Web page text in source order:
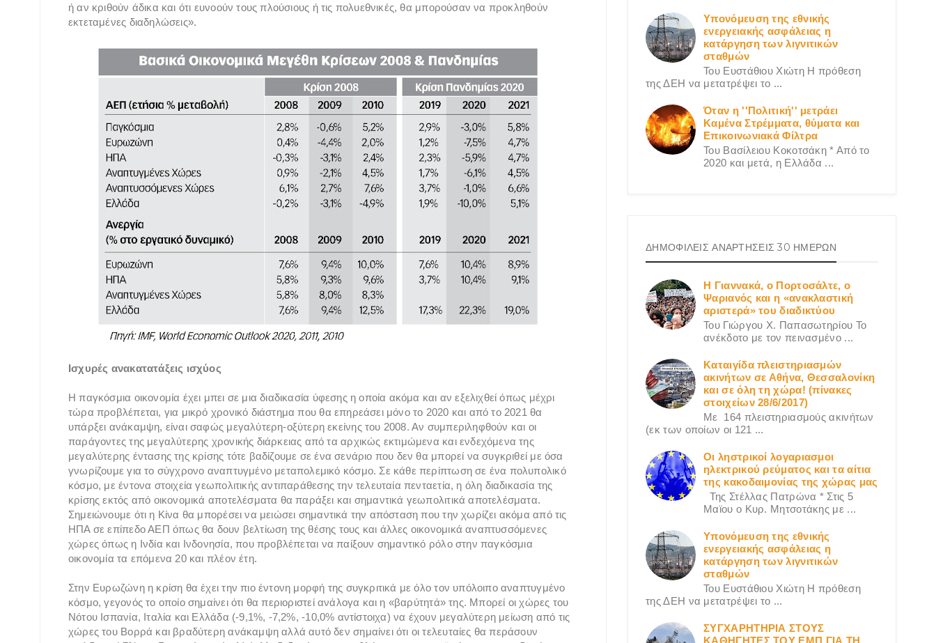
ή αν κριθούν άδικα και ότι ευνοούν τους πλούσιους ή τις πολυεθνικές, θα μπορούσαν να προκληθούν
εκτεταμένες διαδηλώσεις».
Ισχυρές ανακατατάξεις ισχύος
Η παγκόσμια οικονομία έχει μπει σε μια διαδικασία ύφεσης η οποία ακόμα και αν εξελιχθεί όπως μέχρι
τώρα προβλέπεται, για μικρό χρονικό διάστημα που θα επηρεάσει μόνο το 2020 και από το 2021 θα
υπάρξει ανάκαμψη, είναι σαφώς μεγαλύτερη-οξύτερη εκείνης του 2008. Αν συμπεριληφθούν και οι
παράγοντες της μεγαλύτερης χρονικής διάρκειας από τα αρχικώς εκτιμώμενα και ενδεχόμενα της
μεγαλύτερης έντασης της κρίσης τότε βαδίζουμε σε ένα σενάριο που δεν θα μπορεί να συγκριθεί με όσα
γνωρίζουμε για το σύγχρονο αναπτυγμένο μεταπολεμικό κόσμο. Σε κάθε περίπτωση σε ένα πολυπολικό
κόσμο, με έντονα στοιχεία γεωπολιτικής αντιπαράθεσης την τελευταία πενταετία, η όλη διαδικασία της
κρίσης εκτός από οικονομικά αποτελέσματα θα παράξει και σημαντικά γεωπολιτικά αποτελέσματα.
Σημειώνουμε ότι η Κίνα θα μπορέσει να μειώσει σημαντικά την απόσταση που την χωρίζει ακόμα από τις
ΗΠΑ σε επίπεδο ΑΕΠ όπως θα δουν βελτίωση της θέσης τους και άλλες οικονομικά αναπτυσσόμενες
χώρες όπως η Ινδία και Ινδονησία, που προβλέπεται να παίξουν σημαντικό ρόλο στην παγκόσμια
οικονομία τα επόμενα 20 και πλέον έτη.
Στην Ευρωζώνη η κρίση θα έχει την πιο έντονη μορφή της συγκριτικά με όλο τον υπόλοιπο αναπτυγμένο
κόσμο, γεγονός το οποίο σημαίνει ότι θα περιοριστεί ανάλογα και η «βαρύτητά» της. Μπορεί οι χώρες του
Νότου Ισπανία, Ιταλία και Ελλάδα (-9,1%, -7,2%, -10,0% αντίστοιχα) να έχουν μεγαλύτερη μείωση από τις
χώρες του Βορρά και βραδύτερη ανάκαμψη αλλά αυτό δεν σημαίνει ότι οι τελευταίες θα περάσουν
Υπονόμευση της εθνικής
ενεργειακής ασφάλειας η
κατάργηση των λιγνιτικών
σταθμών
Του Ευστάθιου Χιώτη Η πρόθεση
της ΔΕΗ να μετατρέψει το ...
Όταν η ''Πολιτική'' μετράει
Καμένα Στρέμματα, θύματα και
Επικοινωνιακά Φίλτρα
Του Βασίλειου Κοκοτσάκη * Από το
2020 και μετά, η Ελλάδα ...
ΔΗΜΟΦΙΛΕΙΣ ΑΝΑΡΤΗΣΕΙΣ 30 ΗΜΕΡΩΝ
Η Γιαννακά, ο Πορτοσάλτε, ο
Ψαριανός και η «ανακλαστική
αριστερά» του διαδικτύου
Του Γιώργου X. Παπασωτηρίου Το
ανέκδοτο με τον πεινασμένο ...
Καταιγίδα πλειστηριασμών
ακινήτων σε Αθήνα, Θεσσαλονίκη
και σε όλη τη χώρα! (πίνακες
στοιχείων 28/6/2017)
Με 164 πλειστηριασμούς ακινήτων
(εκ των οποίων οι 121 ...
Οι ληστρικοί λογαριασμοι
ηλεκτρικού ρεύματος και τα αίτια
της κακοδαιμονίας της χώρας μας
Της Στέλλας Πατρώνα * Στις 5
Μαϊου ο Κυρ. Μητσοτάκης με ...
Υπονόμευση της εθνικής
ενεργειακής ασφάλειας η
κατάργηση των λιγνιτικών
σταθμών
Του Ευστάθιου Χιώτη Η πρόθεση
της ΔΕΗ να μετατρέψει το ...
ΣΥΓΧΑΡΗΤΗΡΙΑ ΣΤΟΥΣ
ΚΑΘΗΓΗΤΕΣ ΤΟΥ ΕΜΠ ΓΙΑ ΤΗ